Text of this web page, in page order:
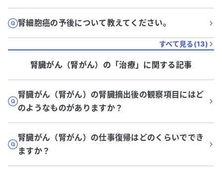
腎細胞癌の予後について教えてください。
すべて見る(13)
腎臓がん（腎がん） の「治療」に関する記事
腎臓がん（腎がん）の腎臓摘出後の観察項目にはど
のようなものがありますか？
腎臓がん（腎がん）の仕事復帰はどのくらいででき
ますか？